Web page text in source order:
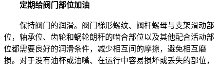
定期给阀门部位加油
保持阀门的润滑。阀门梯形螺纹、阀杆螺母与支架滑动部
位，轴承位、齿轮和蜗轮朗秆的啮合部位以及其他配合活动部
位都需要良好的润滑条件，减少相互间的摩擦，避免相互磨
损。对于没有油杯或油嘴、在运行中容易损坏或丢失的部位，